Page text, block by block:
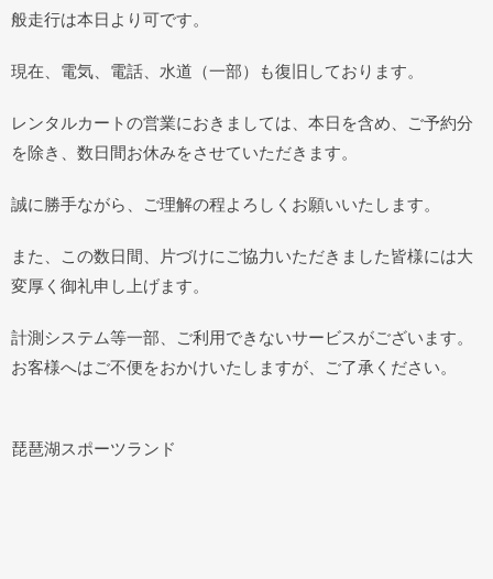
般走行は本日より可です。
現在、電気、電話、水道（一部）も復旧しております。
レンタルカートの営業におきましては、本日を含め、ご予約分
を除き、数日間お休みをさせていただきます。
誠に勝手ながら、ご理解の程よろしくお願いいたします。
また、この数日間、片づけにご協力いただきました皆様には大
変厚く御礼申し上げます。
計測システム等一部、ご利用できないサービスがございます。
お客様へはご不便をおかけいたしますが、ご了承ください。
琵琶湖スポーツランド